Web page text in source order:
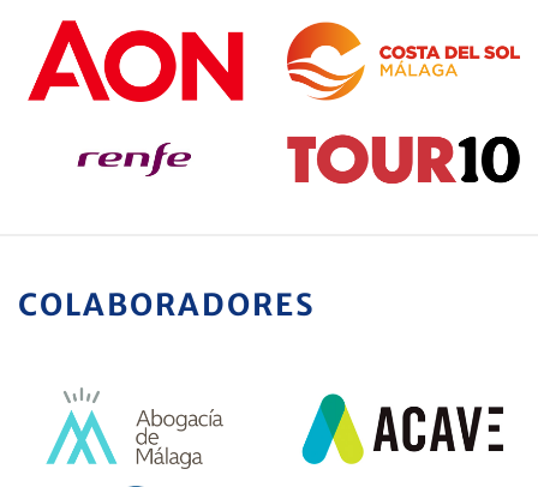
COLABORADORES